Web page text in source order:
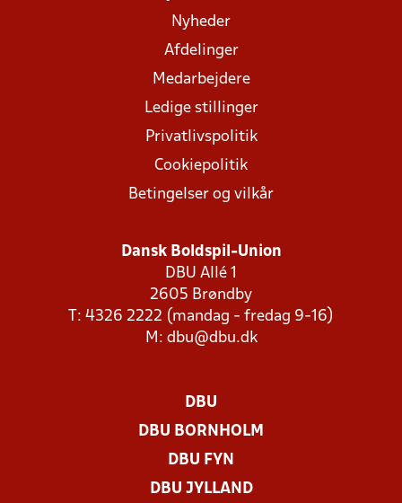
Nyheder
Afdelinger
Medarbejdere
Ledige stillinger
Privatlivspolitik
Cookiepolitik
Betingelser og vilkår
Dansk Boldspil-Union
DBU Allé 1
2605 Brøndby
T: 4326 2222 (mandag - fredag 9-16)
M: dbu@dbu.dk
DBU
DBU BORNHOLM
DBU FYN
DBU JYLLAND